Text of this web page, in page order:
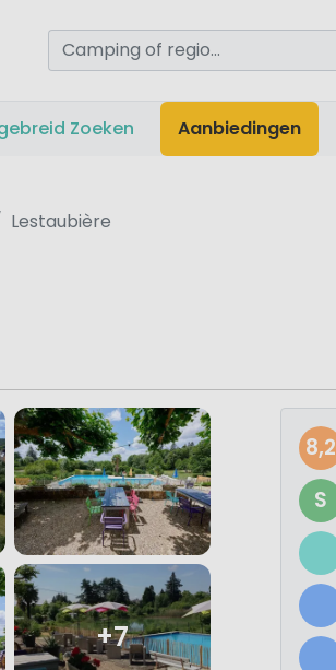
Zoeken Aanbiedingen
Lestaubière
+7
8,2
S